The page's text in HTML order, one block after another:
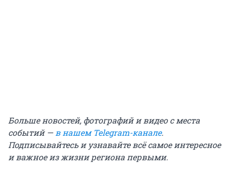
Больше новостей, фотографий и видео с места
событий —в нашем Telegram-канале.
Подписывайтесь и узнавайте всё самое интересное
и важное из жизни региона первыми.